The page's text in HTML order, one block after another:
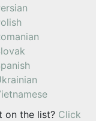
on the list? Click